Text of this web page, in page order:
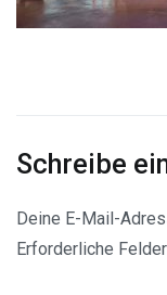
Schreibe
Deine E-Mail-
Erforderliche